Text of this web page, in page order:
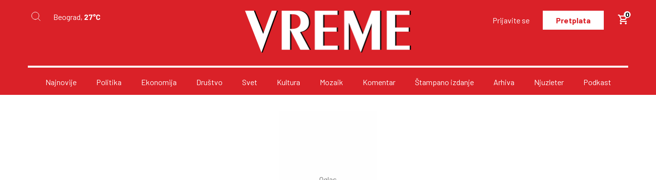
Beograd, 27°C Prijavite se Pretplata
0
Najnovije Politika Ekonomija Društvo Svet Kultura Mozaik Komentar Štampano izdanje Arhiva Njuzleter Podkast